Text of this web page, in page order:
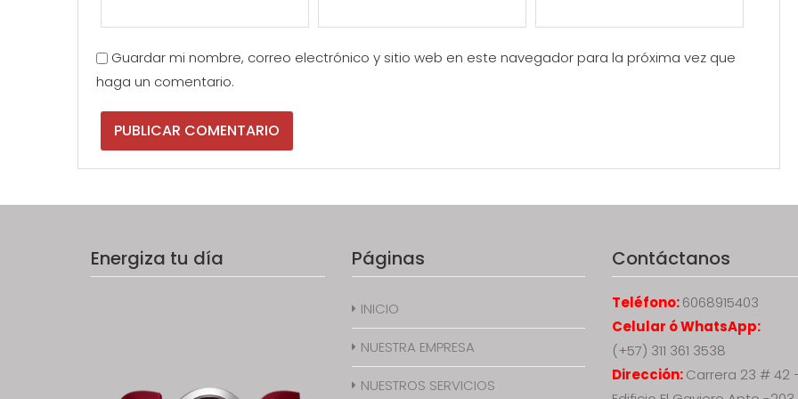
Guardar mi nombre, correo electrónico y sitio web en este navegador para la próxima vez que
haga un comentario.
Energiza tu día Páginas
INICIO
NUESTRA EMPRESA
NUESTROS SERVICIOS
Contáctanos
Teléfono:6068915403
Celular ó WhatsApp:
(+57) 311 361 3538
Dirección:Carrera 23 # 42